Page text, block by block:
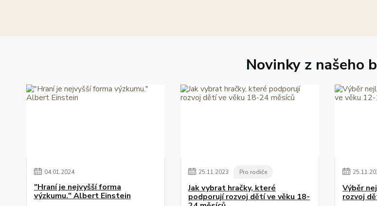
Novinky z našeho
04.01.2024
"Hraní je nejvyšší forma
výzkumu." Albert Einstein
25.11.2023 Pro rodiče
Jak vybrat hračky, které
podporují rozvoj dětí ve věku 18-
25.11.
Výběr
rozvoj